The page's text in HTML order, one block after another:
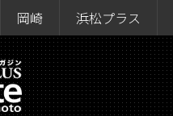
岡崎 浜松プラス